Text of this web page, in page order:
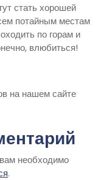
стать хорошей
потайным местам
по горам и
влюбиться!
на нашем сайте
необходимо
.